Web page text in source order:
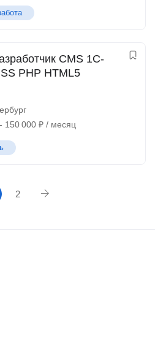
CMS 1С-
PHP HTML5
- 150 000 ₽ / месяц
2